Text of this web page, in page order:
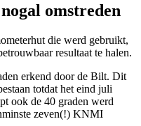
omstreden
die werd gebruikt,
resultaat te halen.
erkend door de Bilt. Dit
totdat het eind juli
ook de 40 graden werd
zeven(!) KNMI